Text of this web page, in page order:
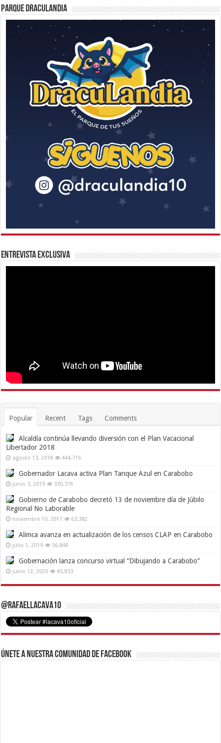
Parque Draculandia
Entrevista Exclusiva
Popular Recent Tags Comments
Alcaldía continúa llevando diversión con el Plan Vacacional
Libertador 2018
agosto 13, 2018 444,716
Gobernador Lacava activa Plan Tanque Azul en Carabobo
junio 3, 2019 330,376
Gobierno de Carabobo decretó 13 de noviembre día de Júbilo
Regional No Laborable
noviembre 10, 2017 63,382
Alimca avanza en actualización de los censos CLAP en Carabobo
julio 1, 2019 56,848
Gobernación lanza concurso virtual “Dibujando a Carabobo”
junio 12, 2020 45,833
@RafaelLacava10
Únete a nuestra comunidad de Facebook